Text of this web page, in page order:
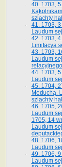
40. 1703,
szlachty
41­. 1703,
Laudum
42. 1703,
Limitacya
43. 1703,
Laudum
relacyjnego
44. 1703,
Laudum
45. 1704,
Meduchą.
szlachty
46. 1705,
Laudum
1705, 14
Laudum
48. 1706,
Laudum
49. 1706,
Laudum